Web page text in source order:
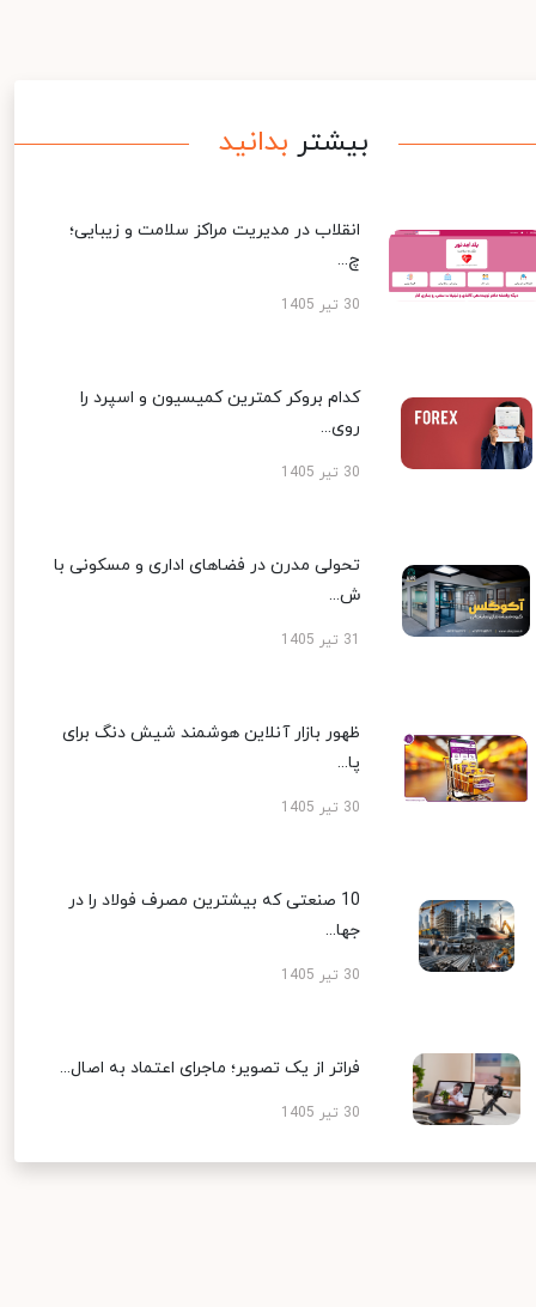
بیشتر بدانید
انقلاب در مدیریت مراکز سلامت و زیبایی؛
چ...
30 تیر 1405
کدام بروکر کمترین کمیسیون و اسپرد را
روی...
30 تیر 1405
تحولی مدرن در فضاهای اداری و مسکونی با
ش...
ظهور بازار آنلاین هوشمند شیش دنگ برای
پا...
30 تیر 1405
10 صنعتی که بیشترین مصرف فولاد را در
جها...
30 تیر 1405
فراتر از یک تصویر؛ ماجرای اعتماد به اصال...
30 تیر 1405